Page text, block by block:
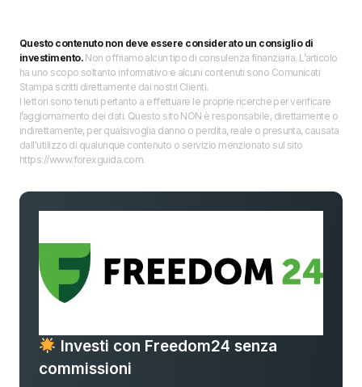
Questo contenuto non deve essere considerato un consiglio di
investimento.Non offriamo alcun tipo di consulenza finanziaria. L’articolo
ha uno scopo soltanto informativo e alcuni contenuti sono Comunicati
Stampa scritti direttamente dai nostri Clienti.
I lettori sono tenuti pertanto a effettuare le proprie ricerche per verificare
l’aggiornamento dei dati. Questo sito NON è responsabile, direttamente o
indirettamente, per qualsivoglia danno o perdita, reale o presunta, causata
dall'utilizzo di qualunque contenuto o servizio menzionato sul sito
https://www.forexguida.com.
Investi con Freedom24 senza
commissioni